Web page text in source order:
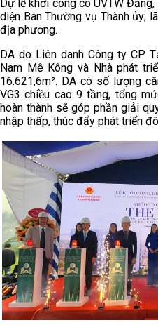
Dự lễ khởi công có UVTW
diện Ban Thường vụ Thành ủy;
địa phương.
DA do Liên danh Công ty CP
Nam Mê Kông và Nhà phát
16.621,6m². DA có số lượng
VG3 chiều cao 9 tầng, tổng
hoàn thành sẽ góp phần giải
nhập thấp, thúc đẩy phát triển